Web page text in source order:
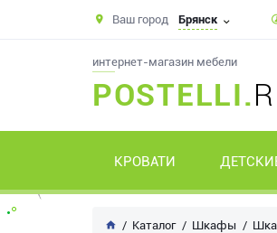
Ваш город Брянск
интернет-магазин мебели
POSTELLI.
КРОВАТИ
Каталог Шкафы